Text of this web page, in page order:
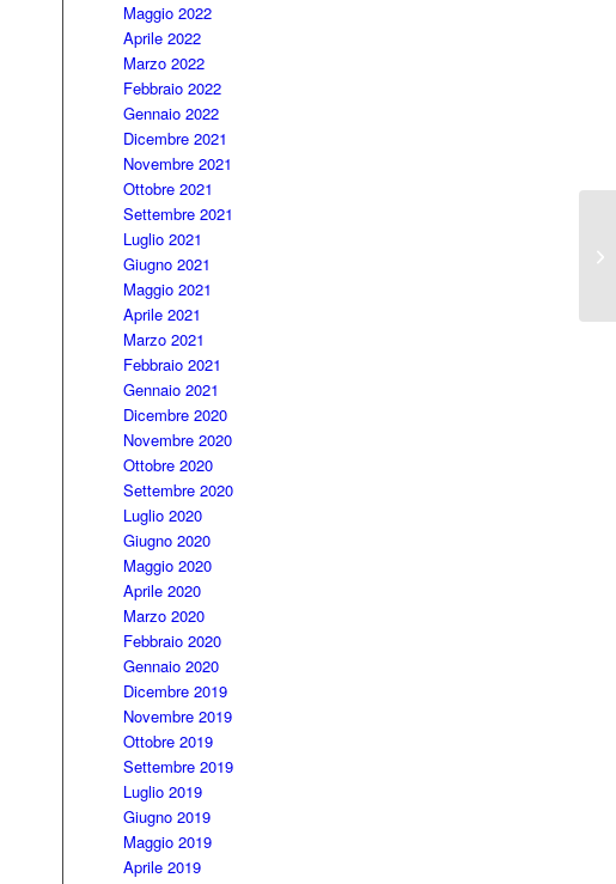
Maggio 2022
Aprile 2022
Marzo 2022
Febbraio 2022
Gennaio 2022
Dicembre 2021
Novembre 2021
Ottobre 2021
Settembre 2021
Luglio 2021
Giugno 2021
Maggio 2021
Aprile 2021
Marzo 2021
Febbraio 2021
Gennaio 2021
Dicembre 2020
Novembre 2020
Ottobre 2020
Settembre 2020
Luglio 2020
Giugno 2020
Maggio 2020
Aprile 2020
Marzo 2020
Febbraio 2020
Gennaio 2020
Dicembre 2019
Novembre 2019
Ottobre 2019
Settembre 2019
Luglio 2019
Giugno 2019
Maggio 2019
Aprile 2019